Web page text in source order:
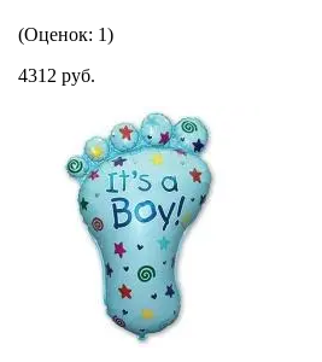
(Оценок: 1)
4312 руб.